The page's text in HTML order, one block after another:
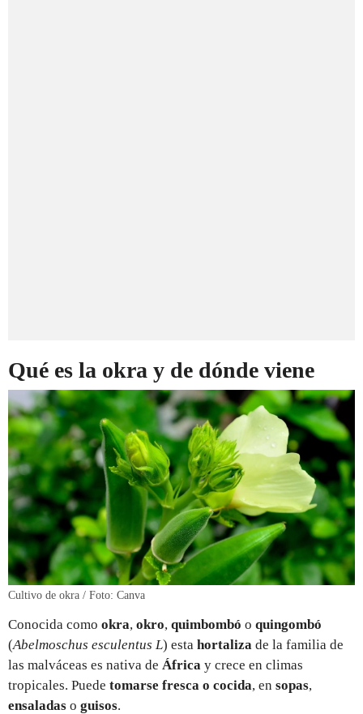
Qué es la okra y de dónde viene
Cultivo de okra / Foto: Canva
Conocida como okra, okro, quimbombó o quingombó
(Abelmoschus esculentus L) esta hortaliza de la familia de
las malváceas es nativa de África y crece en climas
tropicales. Puede tomarse fresca o cocida, en sopas,
ensaladas o guisos.